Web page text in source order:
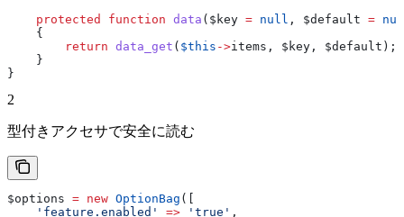
    protected
function data ( $key = null , $default =
    {
        return
data_get ( $this ->items , $key , $default );
    }
}
2
型付きアクセサで安全に読む
$options = new OptionBag ([
    'feature.enabled'
=> 'true' ,